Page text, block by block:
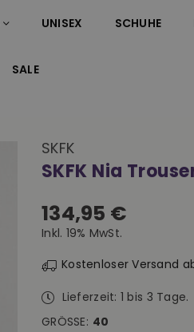
UNISEX SCHUHE
SALE
SKFK
SKFK Nia
Normaler
Preis
134,95 €
Inkl. 19% MwSt.
Kostenloser Versand
Lieferzeit: 1 bis 3 Tage.
GRÖSSE: 40